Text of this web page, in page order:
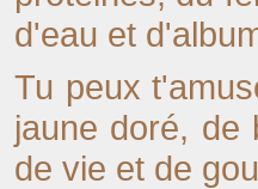
d'eau et
Tu peux
jaune doré, de
de vie et de